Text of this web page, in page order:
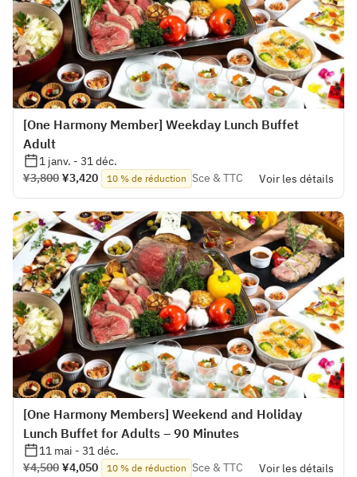
[One Harmony Member] Weekday Lunch Buffet
Adult
1 janv. - 31 déc.
¥3,800 ¥3,420 10 % de réduction Sce & TTC Voir les détails
[One Harmony Members] Weekend and Holiday
Lunch Buffet for Adults – 90 Minutes
11 mai - 31 déc.
¥4,500 ¥4,050 10 % de réduction Sce & TTC Voir les détails